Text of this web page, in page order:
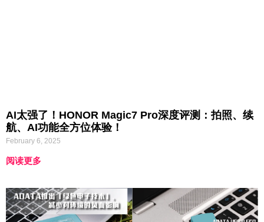
AI太强了！HONOR Magic7 Pro深度评测：拍照、续
航、AI功能全方位体验！
February 6, 2025
阅读更多